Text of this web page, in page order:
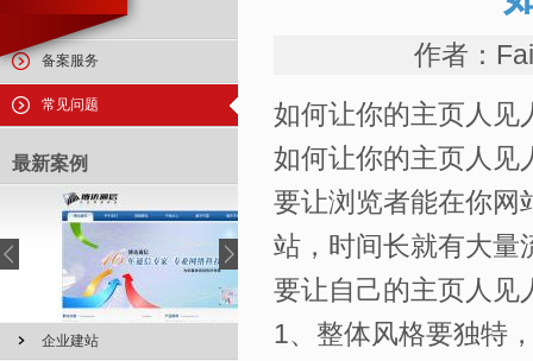
外设服务
备案服务
常见问题
最新案例
企业建站
作者：
如何让你的主页人见
如何让你的主页人见
要让浏览者能在你网
站，时间长就有大量
要让自己的主页人见
1、整体风格要独特